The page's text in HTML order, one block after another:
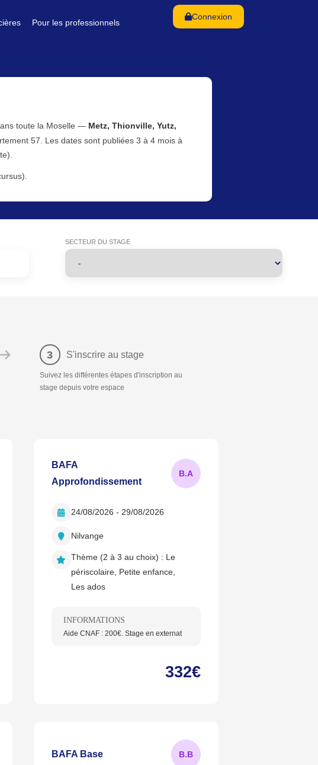
Pour les professionnels
Connexion
toute la Moselle — Metz, Thionville, Yutz,
57. Les dates sont publiées 3 à 4 mois à
SECTEUR DU STAGE
3 S'inscrire au stage
Suivez les différentes étapes d'inscription au
stage depuis votre espace
BAFA
Approfondissement
B.A
24/08/2026 - 29/08/2026
Nilvange
Thème (2 à 3 au choix) : Le
périscolaire, Petite enfance,
Les ados
INFORMATIONS
Aide CNAF : 200€. Stage en externat
332€
BAFA Base B.B